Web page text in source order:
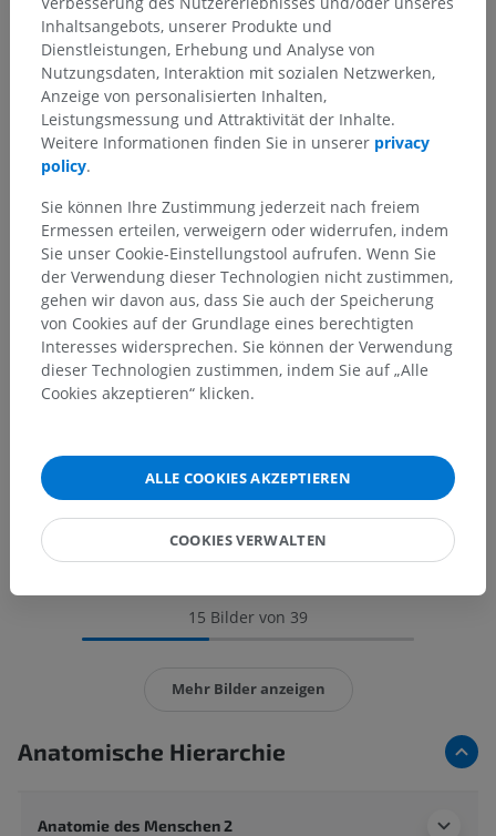
15 Bilder von 39
Mehr Bilder anzeigen
Anatomische Hierarchie
Anatomie des Menschen 2
Inhaltsangebots, unserer Produkte und
Dienstleistungen, Erhebung und Analyse von
Nutzungsdaten, Interaktion mit sozialen Netzwerken,
Anzeige von personalisierten Inhalten,
Leistungsmessung und Attraktivität der Inhalte.
Weitere Informationen finden Sie in unserer privacy
policy.
Sie können Ihre Zustimmung jederzeit nach freiem
Ermessen erteilen, verweigern oder widerrufen, indem
Sie unser Cookie-Einstellungstool aufrufen. Wenn Sie
der Verwendung dieser Technologien nicht zustimmen,
gehen wir davon aus, dass Sie auch der Speicherung
von Cookies auf der Grundlage eines berechtigten
Interesses widersprechen. Sie können der Verwendung
dieser Technologien zustimmen, indem Sie auf „Alle
Cookies akzeptieren“ klicken.
ALLE COOKIES AKZEPTIEREN
COOKIES VERWALTEN